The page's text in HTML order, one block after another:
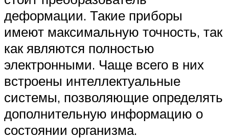
деформации. Такие приборы
имеют максимальную точность, так
как являются полностью
электронными. Чаще всего в них
встроены интеллектуальные
системы, позволяющие определять
дополнительную информацию о
состоянии организма.